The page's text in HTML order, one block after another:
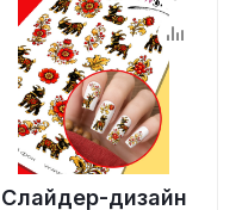
Слайдер-дизайн